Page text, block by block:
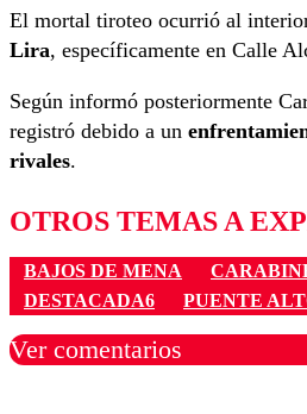
El mortal tiroteo ocurrió al
Lira, específicamente en Calle
Según informó posteriormente
registró debido a un
rivales.
OTROS TEMAS A
BAJOS DE MENA
DESTACADA6
PUENTE
Ver comentarios